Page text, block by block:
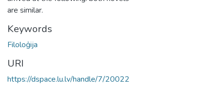
are similar.
Keywords
Filoloģija
URI
https://dspace.lu.lv/handle/7/20022